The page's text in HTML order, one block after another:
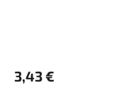
3,43 €